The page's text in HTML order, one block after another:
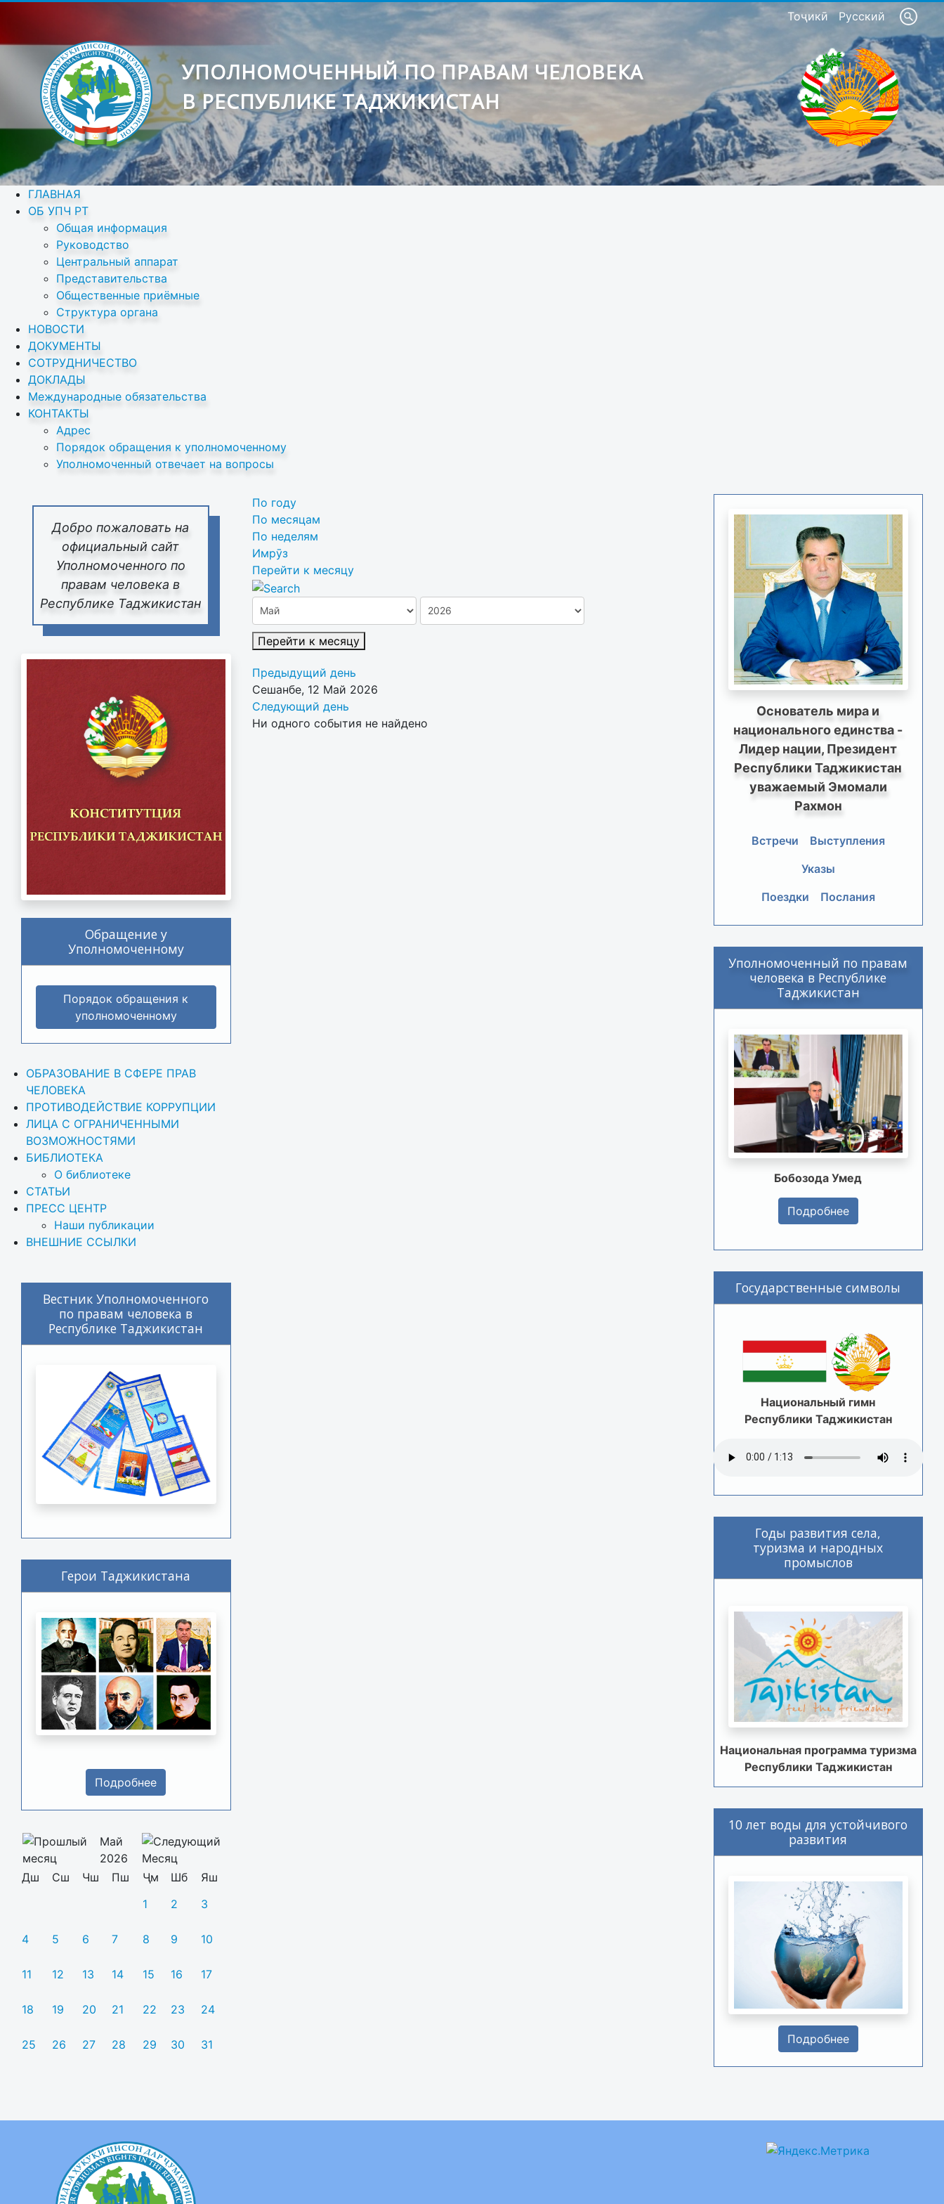
Тоҷикӣ Русский
УПОЛНОМОЧЕННЫЙ ПО ПРАВАМ ЧЕЛОВЕКА
В РЕСПУБЛИКЕ ТАДЖИКИСТАН
ГЛАВНАЯ
ОБ УПЧ РТ
Общая информация
Руководство
Центральный аппарат
Представительства
Общественные приёмные
Структура органа
НОВОСТИ
ДОКУМЕНТЫ
СОТРУДНИЧЕСТВО
ДОКЛАДЫ
Международные обязательства
КОНТАКТЫ
Адрес
Порядок обращения к уполномоченному
Уполномоченный отвечает на вопросы
Добро пожаловать на
официальный сайт
Уполномоченного по
правам человека в
Республике Таджикистан
Обращение у
Уполномоченному
Порядок обращения к
уполномоченному
ОБРАЗОВАНИЕ В СФЕРЕ ПРАВ
ЧЕЛОВЕКА
ПРОТИВОДЕЙСТВИЕ КОРРУПЦИИ
ЛИЦА С ОГРАНИЧЕННЫМИ
ВОЗМОЖНОСТЯМИ
БИБЛИОТЕКА
О библиотеке
СТАТЬИ
ПРЕСС ЦЕНТР
Наши публикации
ВНЕШНИЕ ССЫЛКИ
Вестник Уполномоченного
по правам человека в
Республике Таджикистан
Герои Таджикистана
Подробнее
Май
2026
Дш
Сш Чш Пш Ҷм Шб
Яш
1
2 3
4 5 6 7 8 9 10
11 12 13 14 15 16 17
18 19 20 21 22 23 24
25 26 27 28 29 30 31
По году
По месяцам
По неделям
Имрӯз
Перейти к месяцу
Перейти к месяцу
Предыдущий день
Сешанбе, 12 Май 2026
Следующий день
Ни одного события не найдено
Основатель мира и
национального единства -
Лидер нации, Президент
Республики Таджикистан
уважаемый Эмомали
Рахмон
Встречи
Выступления
Указы
Поездки
Послания
Уполномоченный по правам
человека в Республике
Таджикистан
Бобозода Умед
Подробнее
Государственные символы
Национальный гимн
Республики Таджикистан
Годы развития села,
туризма и народных
промыслов
Национальная программа туризма
Республики Таджикистан
10 лет воды для устойчивого
развития
Подробнее